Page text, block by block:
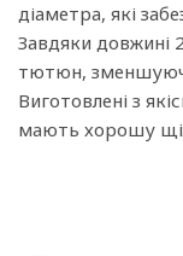
діаметра, які
Завдяки
тютюн,
Виготовлені з
мають хорошу